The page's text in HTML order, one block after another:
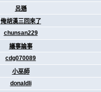
呂遜
俺胡漢三回來了
chunsan229
議事論事
cdg070089
小巫師
donaldli